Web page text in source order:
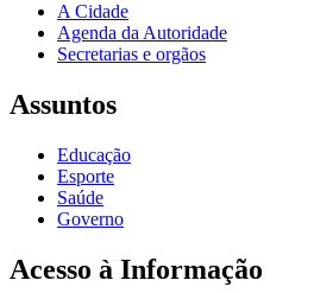
A Cidade
Agenda da Autoridade
Secretarias e orgãos
Assuntos
Educação
Esporte
Saúde
Governo
Acesso à Informação